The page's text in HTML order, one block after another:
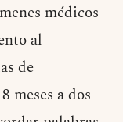
médicos
al
de
meses a dos